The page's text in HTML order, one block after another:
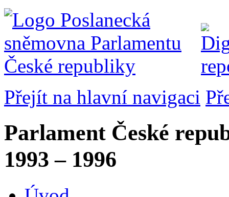
Přejít na hlavní navigaci
Parlament České
1993 – 1996